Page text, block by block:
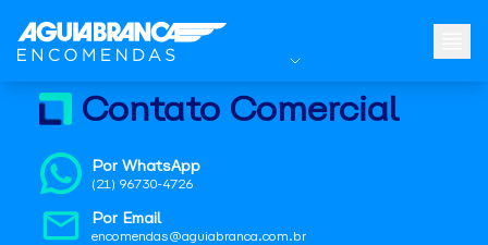
Contato Comercial
Por WhatsApp
(21) 96730-4726
Por Email
encomendas@aguiabranca.com.br